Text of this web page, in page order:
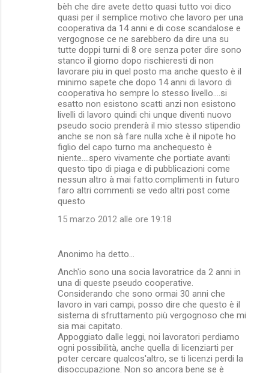
bèh che dire avete detto quasi tutto voi dico
quasi per il semplice motivo che lavoro per una
cooperativa da 14 anni e di cose scandalose e
vergognose ce ne sarebbero da dire una su
tutte doppi turni di 8 ore senza poter dire sono
stanco il giorno dopo rischieresti di non
lavorare piu in quel posto ma anche questo è il
minimo sapete che dopo 14 anni di lavoro di
cooperativa ho sempre lo stesso livello....si
esatto non esistono scatti anzi non esistono
livelli di lavoro quindi chi unque diventi nuovo
pseudo socio prenderà il mio stesso stipendio
anche se non sà fare nulla xche è il nipote ho
figlio del capo turno ma anchequesto è
niente....spero vivamente che portiate avanti
questo tipo di piaga e di pubblicazioni come
nessun altro à mai fatto.complimenti in futuro
faro altri commenti se vedo altri post come
questo
15 marzo 2012 alle ore 19:18
Anonimo ha detto…
Anch'io sono una socia lavoratrice da 2 anni in
una di queste pseudo cooperative.
Considerando che sono ormai 30 anni che
lavoro in vari campi, posso dire che questo è il
sistema di sfruttamento più vergognoso che mi
sia mai capitato.
Appoggiato dalle leggi, noi lavoratori perdiamo
ogni possibilità, anche quella di licenziarti per
poter cercare qualcos'altro, se ti licenzi perdi la
disoccupazione. Non so ancora bene se è